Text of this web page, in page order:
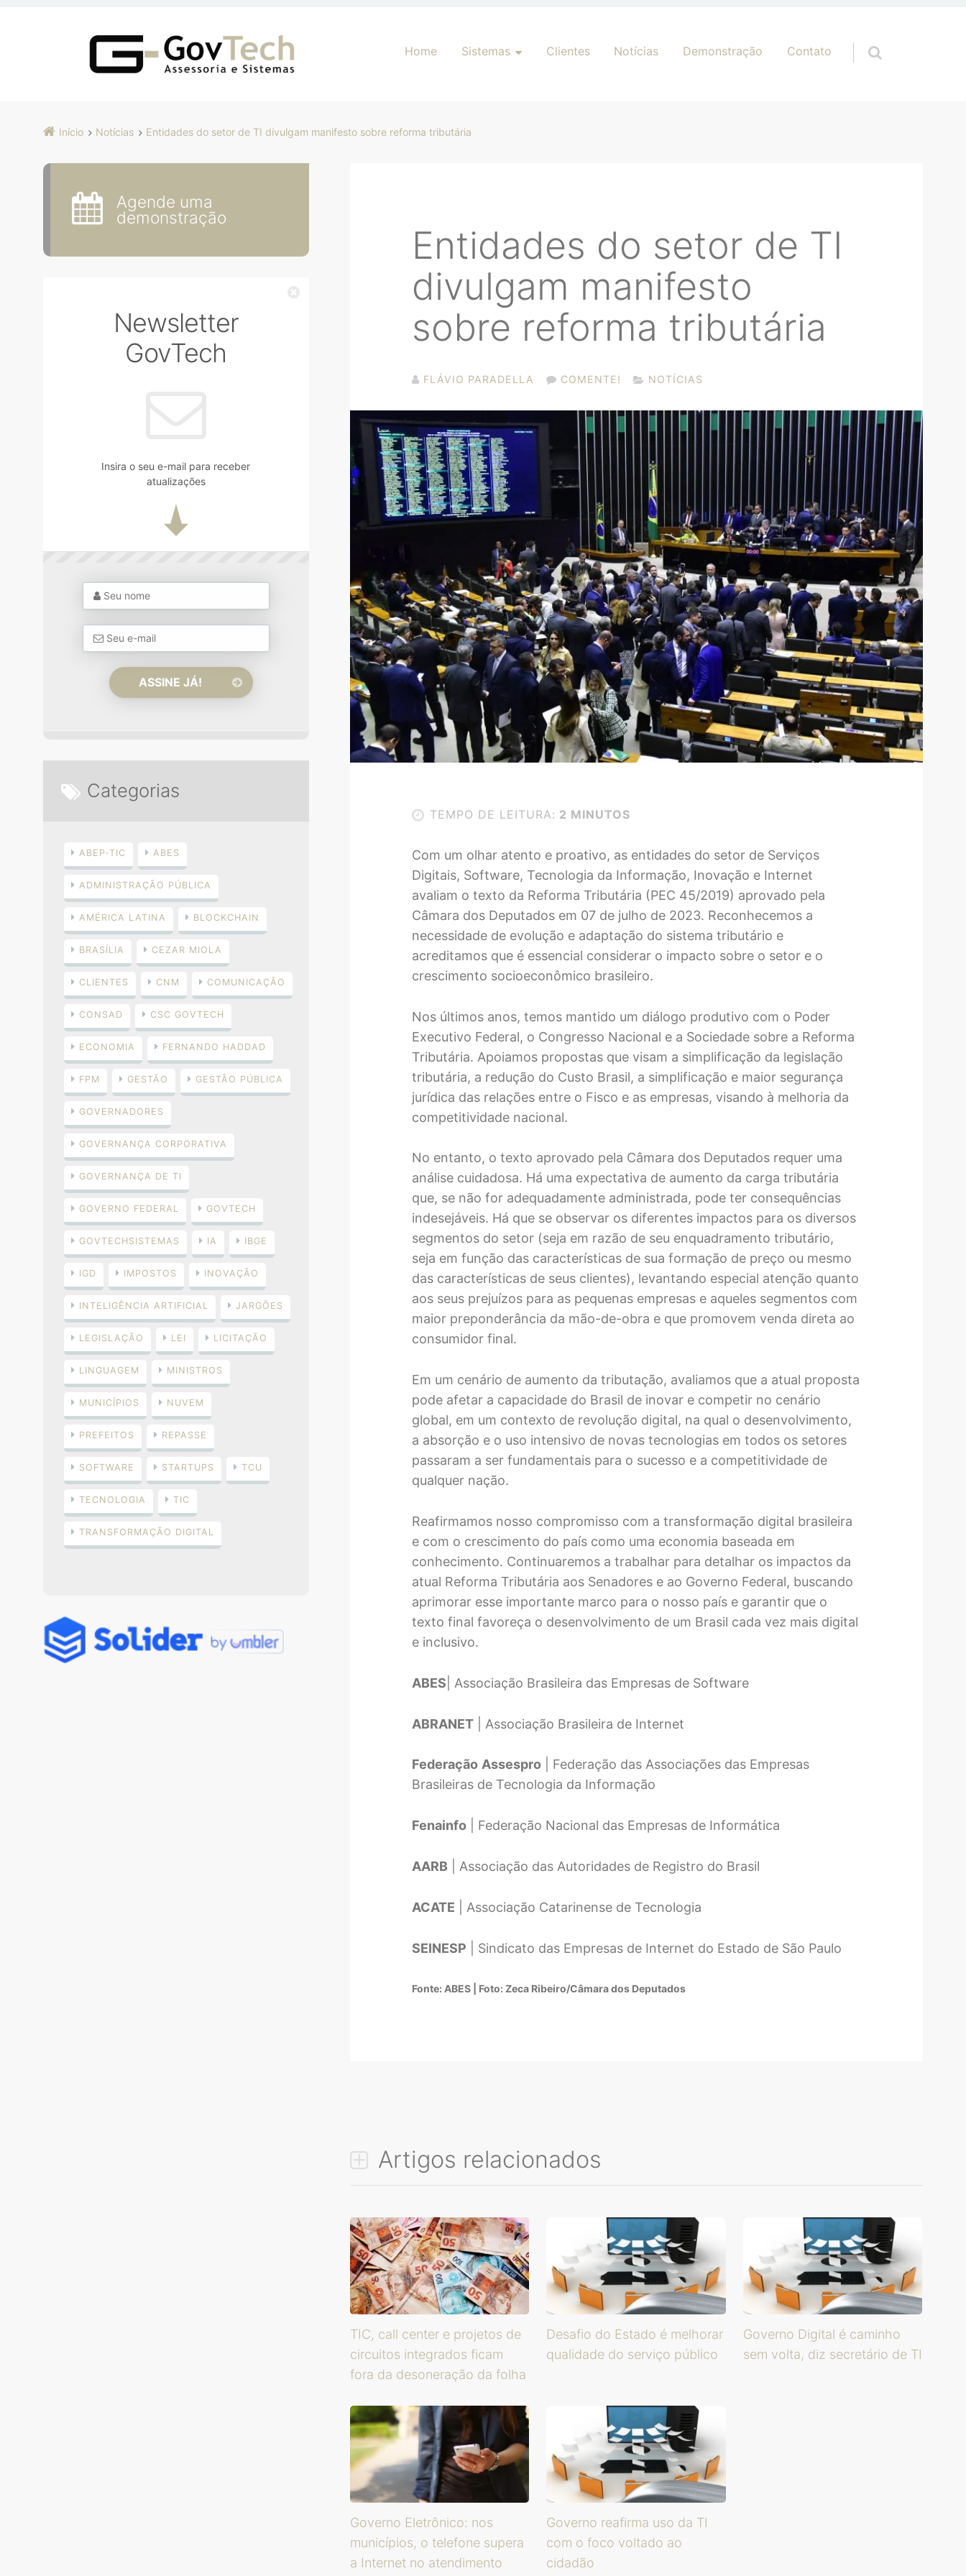
Pular para o conteúdo
Home Sistemas Clientes Notícias Demonstração Contato
Início Notícias Entidades do setor de TI divulgam manifesto sobre reforma tributária
Entidades do setor de TI
divulgam manifesto
sobre reforma tributária
FLÁVIO PARADELLA COMENTE! NOTÍCIAS
TEMPO DE LEITURA: 2 MINUTOS
Com um olhar atento e proativo, as entidades do setor de Serviços
Digitais, Software, Tecnologia da Informação, Inovação e Internet
avaliam o texto da Reforma Tributária (PEC 45/2019) aprovado pela
Câmara dos Deputados em 07 de julho de 2023. Reconhecemos a
necessidade de evolução e adaptação do sistema tributário e
acreditamos que é essencial considerar o impacto sobre o setor e o
crescimento socioeconômico brasileiro.
Nos últimos anos, temos mantido um diálogo produtivo com o Poder
Executivo Federal, o Congresso Nacional e a Sociedade sobre a Reforma
Tributária. Apoiamos propostas que visam a simplificação da legislação
tributária, a redução do Custo Brasil, a simplificação e maior segurança
jurídica das relações entre o Fisco e as empresas, visando à melhoria da
competitividade nacional.
No entanto, o texto aprovado pela Câmara dos Deputados requer uma
análise cuidadosa. Há uma expectativa de aumento da carga tributária
que, se não for adequadamente administrada, pode ter consequências
indesejáveis. Há que se observar os diferentes impactos para os diversos
segmentos do setor (seja em razão de seu enquadramento tributário,
seja em função das características de sua formação de preço ou mesmo
das características de seus clientes), levantando especial atenção quanto
aos seus prejuízos para as pequenas empresas e aqueles segmentos com
maior preponderância da mão-de-obra e que promovem venda direta ao
consumidor final.
Em um cenário de aumento da tributação, avaliamos que a atual proposta
pode afetar a capacidade do Brasil de inovar e competir no cenário
global, em um contexto de revolução digital, na qual o desenvolvimento,
a absorção e o uso intensivo de novas tecnologias em todos os setores
passaram a ser fundamentais para o sucesso e a competitividade de
qualquer nação.
Reafirmamos nosso compromisso com a transformação digital brasileira
e com o crescimento do país como uma economia baseada em
conhecimento. Continuaremos a trabalhar para detalhar os impactos da
atual Reforma Tributária aos Senadores e ao Governo Federal, buscando
aprimorar esse importante marco para o nosso país e garantir que o
texto final favoreça o desenvolvimento de um Brasil cada vez mais digital
e inclusivo.
ABES | Associação Brasileira das Empresas de Software
ABRANET | Associação Brasileira de Internet
Federação Assespro | Federação das Associações das Empresas
Brasileiras de Tecnologia da Informação
Fenainfo | Federação Nacional das Empresas de Informática
AARB | Associação das Autoridades de Registro do Brasil
ACATE | Associação Catarinense de Tecnologia
SEINESP | Sindicato das Empresas de Internet do Estado de São Paulo
Fonte: ABES | Foto: Zeca Ribeiro/Câmara dos Deputados
Artigos relacionados
TIC, call center e projetos de
circuitos integrados ficam
fora da desoneração da folha
Desafio do Estado é melhorar
qualidade do serviço público
Governo Digital é caminho
sem volta, diz secretário de TI
Governo Eletrônico: nos
municípios, o telefone supera
a Internet no atendimento
Governo reafirma uso da TI
com o foco voltado ao
cidadão
Agende uma
demonstração
Newsletter
GovTech
Insira o seu e-mail para receber
atualizações
Categorias
ABEP-TIC ABES
ADMINISTRAÇÃO PÚBLICA
AMÉRICA LATINA BLOCKCHAIN
BRASÍLIA CEZAR MIOLA
CLIENTES CNM COMUNICAÇÃO
CONSAD CSC GOVTECH
ECONOMIA FERNANDO HADDAD
FPM GESTÃO GESTÃO PÚBLICA
GOVERNADORES
GOVERNANÇA CORPORATIVA
GOVERNANÇA DE TI
GOVERNO FEDERAL GOVTECH
GOVTECHSISTEMAS IA IBGE
IGD IMPOSTOS INOVAÇÃO
INTELIGÊNCIA ARTIFICIAL JARGÕES
LEGISLAÇÃO LEI LICITAÇÃO
LINGUAGEM MINISTROS
MUNICÍPIOS NUVEM
PREFEITOS REPASSE
SOFTWARE STARTUPS TCU
TECNOLOGIA TIC
TRANSFORMAÇÃO DIGITAL